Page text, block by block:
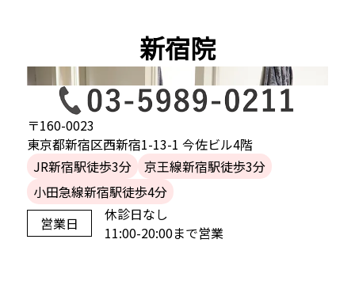
新宿院
〒160-0023
東京都新宿区西新宿1-13-1 今佐ビル4階
JR新宿駅徒歩3分
京王線新宿駅徒歩3分
小田急線新宿駅徒歩4分
営業日
休診日なし
11:00-20:00まで営業